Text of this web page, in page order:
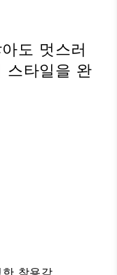
도 멋스러
스타일을 완